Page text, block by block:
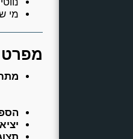
מי
מפרט